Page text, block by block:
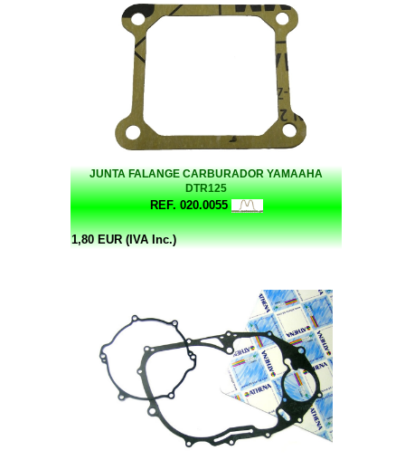
JUNTA FALANGE CARBURADOR YAMAAHA
DTR125
REF. 020.0055
1,80 EUR (IVA Inc.)